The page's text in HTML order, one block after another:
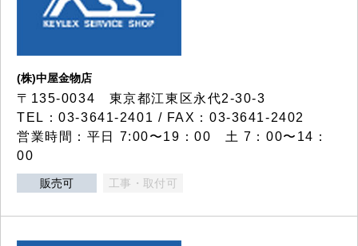
(株)中屋金物店
〒135-0034 東京都江東区永代2-30-3
TEL：03-3641-2401 / FAX：03-3641-2402
営業時間：平日 7:00〜19：00 土 7：00〜14：
00
販売可 工事・取付可